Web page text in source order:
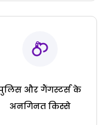
और गैंगस्टर्स के
अनगिनत किस्से